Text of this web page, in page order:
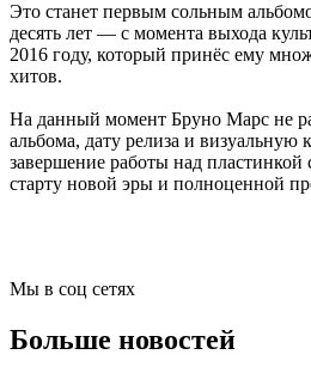
Это станет первым сольным
десять лет — с момента выхода
2016 году, который принёс ему
хитов.
На данный момент Бруно Марс не
альбома, дату релиза и
завершение работы над
старту новой эры и полноценной
Мы в соц сетях
Больше новостей